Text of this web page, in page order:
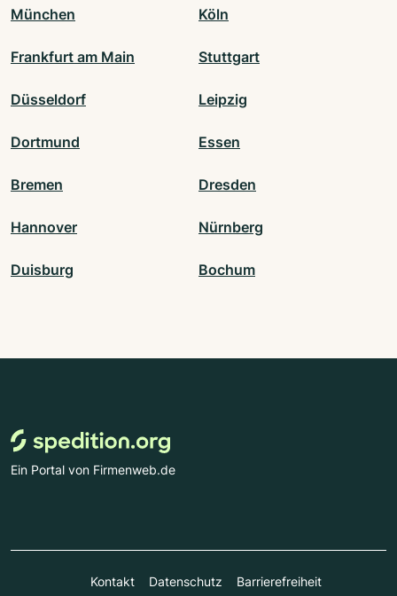
München Köln
Frankfurt am Main Stuttgart
Düsseldorf Leipzig
Dortmund Essen
Bremen Dresden
Hannover Nürnberg
Duisburg Bochum
Ein Portal von Firmenweb.de
Kontakt Datenschutz Barrierefreiheit